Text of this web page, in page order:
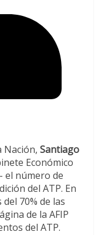
Nación, Santiago
Económico
el número de
del ATP. En
70% de las
de la AFIP
del ATP.